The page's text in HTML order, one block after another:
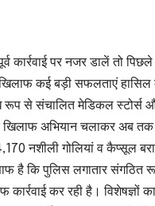
कार्रवाई पर नजर डालें तो
कई बड़ी सफलताएं हासिल
रूप से संचालित मेडिकल स्टोर्स
खिलाफ अभियान चलाकर अब
नशीली गोलियां व कैप्सूल
है कि पुलिस लगातार संगठित
कर रही है। विशेषज्ञों